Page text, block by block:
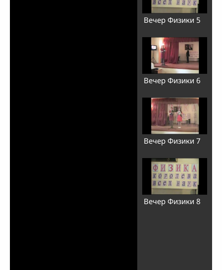
Вечер Физики 5
Вечер Физики 6
Вечер Физики 7
Вечер Физики 8